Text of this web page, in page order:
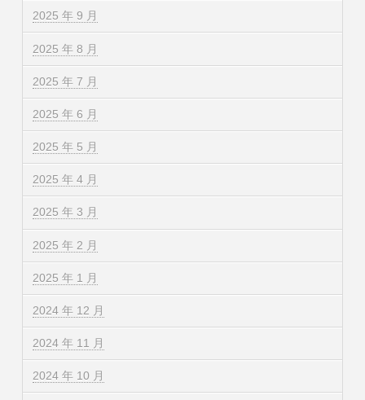
2025 年 9 月
2025 年 8 月
2025 年 7 月
2025 年 6 月
2025 年 5 月
2025 年 4 月
2025 年 3 月
2025 年 2 月
2025 年 1 月
2024 年 12 月
2024 年 11 月
2024 年 10 月